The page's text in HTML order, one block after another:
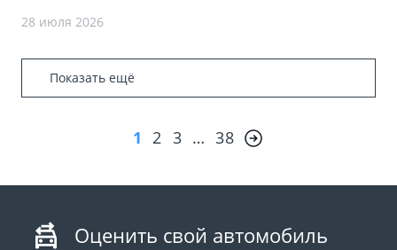
28 июля 2026
Показать ещё
1 2 3 … 38
Оценить свой автомобиль